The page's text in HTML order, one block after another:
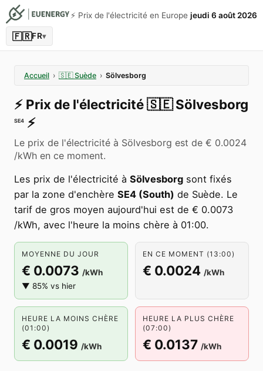
⚡️ Prix de l'électricité en Europe jeudi 6 août 2026
🇫🇷FR▾
Accueil › 🇸🇪 Suède › Sölvesborg
⚡️ Prix de l'électricité🇸🇪 Sölvesborg
SE4 ⚡️
Le prix de l'électricité à Sölvesborg est de € 0.0024
/kWh en ce moment.
Les prix de l'électricité à Sölvesborg sont fixés
par la zone d'enchère SE4 (South) de Suède. Le
tarif de gros moyen aujourd'hui est de € 0.0073
/kWh, avec l'heure la moins chère à 01:00.
MOYENNE DU JOUR
€ 0.0073 /kWh
▼ 85% vs hier
EN CE MOMENT (13:00)
€ 0.0024 /kWh
HEURE LA MOINS CHÈRE
(01:00)
€ 0.0019 /kWh
HEURE LA PLUS CHÈRE
(07:00)
€ 0.0137 /kWh